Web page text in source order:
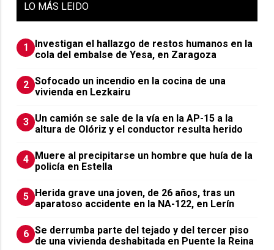
LO MÁS LEIDO
1
Investigan el hallazgo de restos humanos en la
cola del embalse de Yesa, en Zaragoza
2 Sofocado un incendio en la cocina de una
vivienda en Lezkairu
3 Un camión se sale de la vía en la AP-15 a la
altura de Olóriz y el conductor resulta herido
4
Muere al precipitarse un hombre que huía de la
policía en Estella
5
Herida grave una joven, de 26 años, tras un
aparatoso accidente en la NA-122, en Lerín
6 Se derrumba parte del tejado y del tercer piso
de una vivienda deshabitada en Puente la Reina